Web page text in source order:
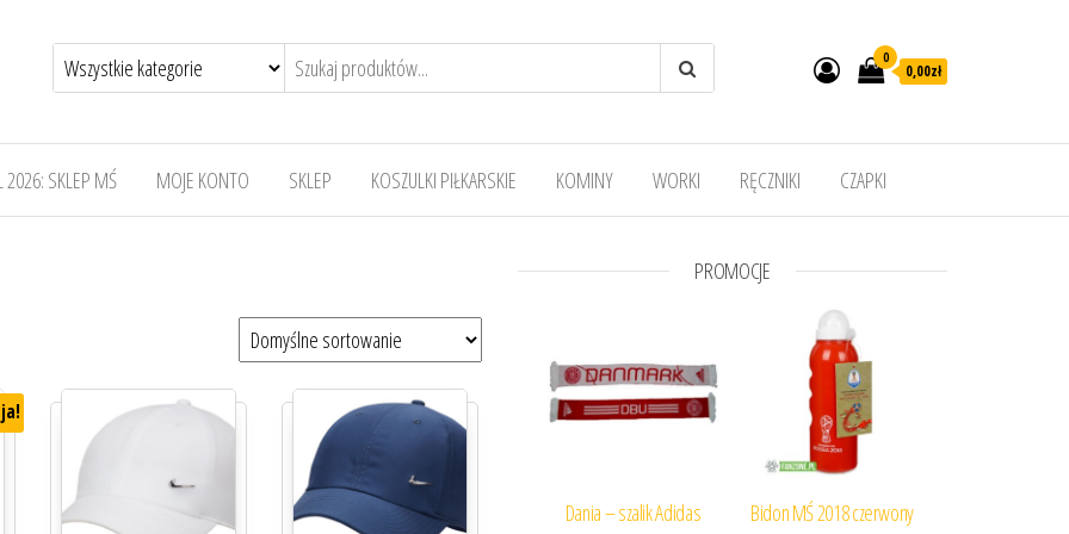
0
0,00zł
2026: SKLEP MŚ MOJE KONTO SKLEP KOSZULKI PIŁKARSKIE KOMINY WORKI RĘCZNIKI CZAPKI
PROMOCJE
Dania – szalik Adidas Bidon MŚ 2018 czerwony